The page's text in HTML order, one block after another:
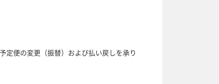
定便の変更（振替）および払い戻しを承り